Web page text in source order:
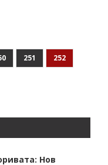
251 252
Нов